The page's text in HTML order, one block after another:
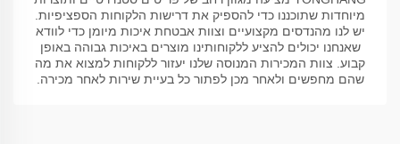
מיוחדות שתוכננו כדי להספיק את דרישות הלקוחות הספציפיות.
יש לנו מהנדסים מקצועיים וצוות אבטחת איכות מיומן כדי לוודא
שאנחנו יכולים להציע ללקוחותינו מוצרים באיכות גבוהה באופן
קבוע. צוות המכירות המנוסה שלנו יעזור ללקוחות למצוא את מה
שהם מחפשים ולאחר מכן לפתור כל בעיית שירות לאחר מכירה.